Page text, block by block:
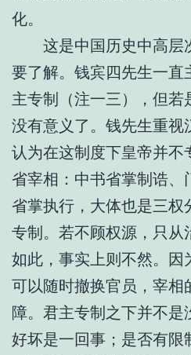
化。
这是中国历史中高层
要了解。钱宾四先生一直
主专制（注一三），但若
没有意义了。钱先生重视
认为在这制度下皇帝并不
省宰相：中书省掌制诰、
省掌执行，大体也是三权
专制。若不顾权源，只从
如此，事实上则不然。因
可以随时撤换官员，宰相
障。君主专制之下并不是
好坏是一回事；是否有限